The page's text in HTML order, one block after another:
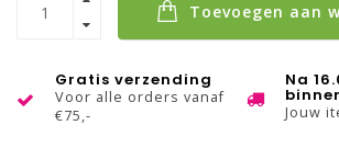
Toevoegen aan
Gratis verzending
Voor alle orders vanaf
€75,-
Na
Jouw